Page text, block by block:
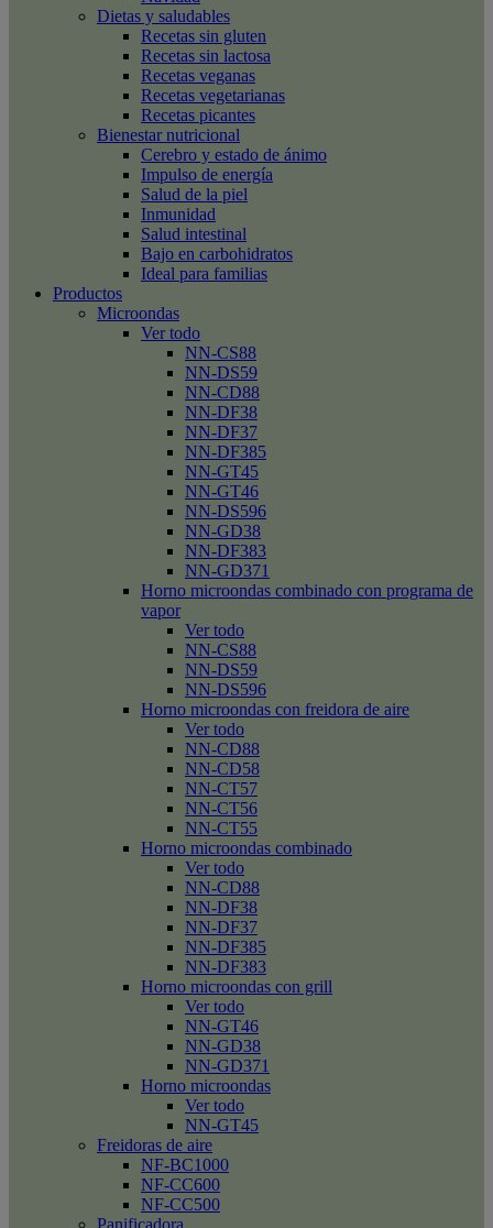
Dietas y saludables
Recetas sin gluten
Recetas sin lactosa
Recetas veganas
Recetas vegetarianas
Recetas picantes
Bienestar nutricional
Cerebro y estado de ánimo
Impulso de energía
Salud de la piel
Inmunidad
Salud intestinal
Bajo en carbohidratos
Ideal para familias
Productos
Microondas
Ver todo
NN-CS88
NN-DS59
NN-CD88
NN-DF38
NN-DF37
NN-DF385
NN-GT45
NN-GT46
NN-DS596
NN-GD38
NN-DF383
NN-GD371
Horno microondas combinado con programa de
vapor
Ver todo
NN-CS88
NN-DS59
NN-DS596
Horno microondas con freidora de aire
Ver todo
NN-CD88
NN-CD58
NN-CT57
NN-CT56
NN-CT55
Horno microondas combinado
Ver todo
NN-CD88
NN-DF38
NN-DF37
NN-DF385
NN-DF383
Horno microondas con grill
Ver todo
NN-GT46
NN-GD38
NN-GD371
Horno microondas
Ver todo
NN-GT45
Freidoras de aire
NF-BC1000
NF-CC600
NF-CC500
Panificadora